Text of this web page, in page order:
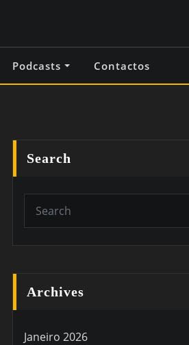
Podcasts Contactos
Search
Archives
Janeiro 2026